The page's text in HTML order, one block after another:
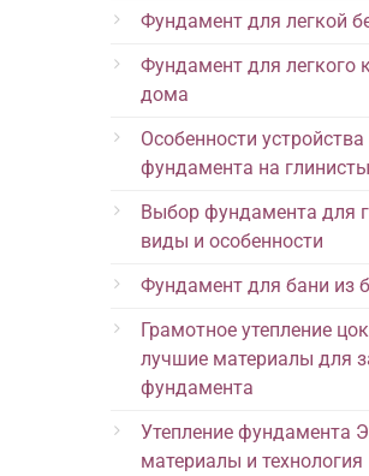
Фундамент для легкой
Фундамент для легкого
дома
Особенности устройства
фундамента на
Выбор фундамента для
виды и особенности
Фундамент для бани из
Грамотное утепление
лучшие материалы для
фундамента
Утепление фундамента
материалы и технология